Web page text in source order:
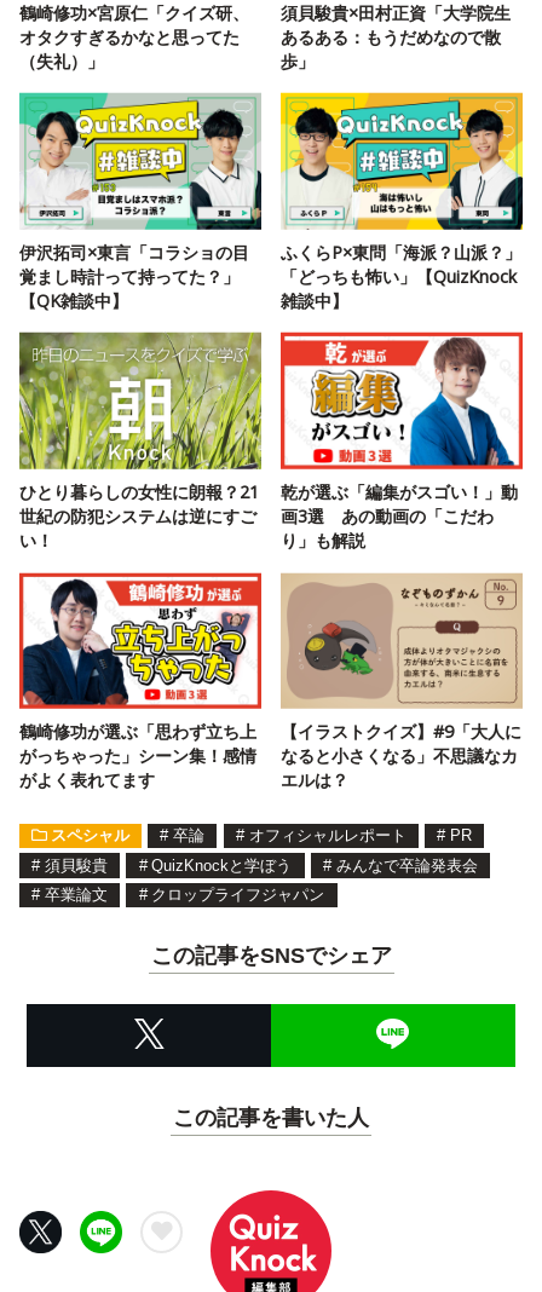
鶴崎修功×宮原仁「クイズ研、
オタクすぎるかなと思ってた
（失礼）」
須貝駿貴×田村正資「大学院生
あるある：もうだめなので散
歩」
伊沢拓司×東言「コラショの目
覚まし時計って持ってた？」
【QK雑談中】
ふくらP×東問「海派？山派？」
「どっちも怖い」【QuizKnock
雑談中】
ひとり暮らしの女性に朗報？21
世紀の防犯システムは逆にすご
い！
乾が選ぶ「編集がスゴい！」動
画3選 あの動画の「こだわ
り」も解説
鶴崎修功が選ぶ「思わず立ち上
がっちゃった」シーン集！感情
がよく表れてます
【イラストクイズ】#9「大人に
なると小さくなる」不思議なカ
エルは？
スペシャル # 卒論 # オフィシャルレポート # PR
# 須貝駿貴 # QuizKnockと学ぼう # みんなで卒論発表会
# 卒業論文 # クロップライフジャパン
この記事をSNSでシェア
この記事を書いた人